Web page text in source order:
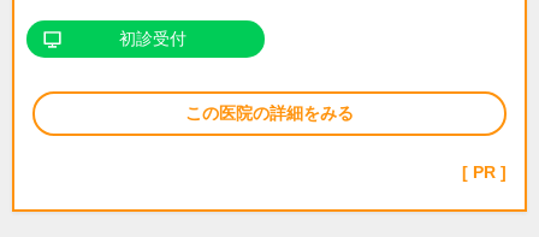
初診受付
この医院の詳細をみる
PR